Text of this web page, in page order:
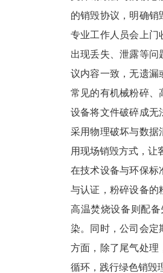
的销毁协议，明确销
专业工作人员会上门
出现丢失、泄露等问
议内容一致，无遗漏
常见的有机械粉碎、
设备将文件破碎成无
采用物理破坏与数据
用现场销毁方式，让
在技术设备与环保标
与认证，粉碎设备的
高温焚烧设备则配
染。同时，公司会定
方面，除了尾气处理
循环，践行绿色销毁